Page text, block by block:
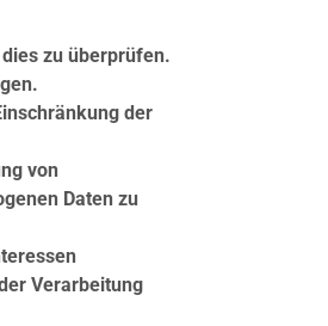
zu überprüfen.
der
von
Daten zu
Verarbeitung